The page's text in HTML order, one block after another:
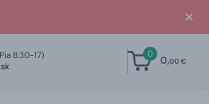
8:30-17)
0 0,00 €